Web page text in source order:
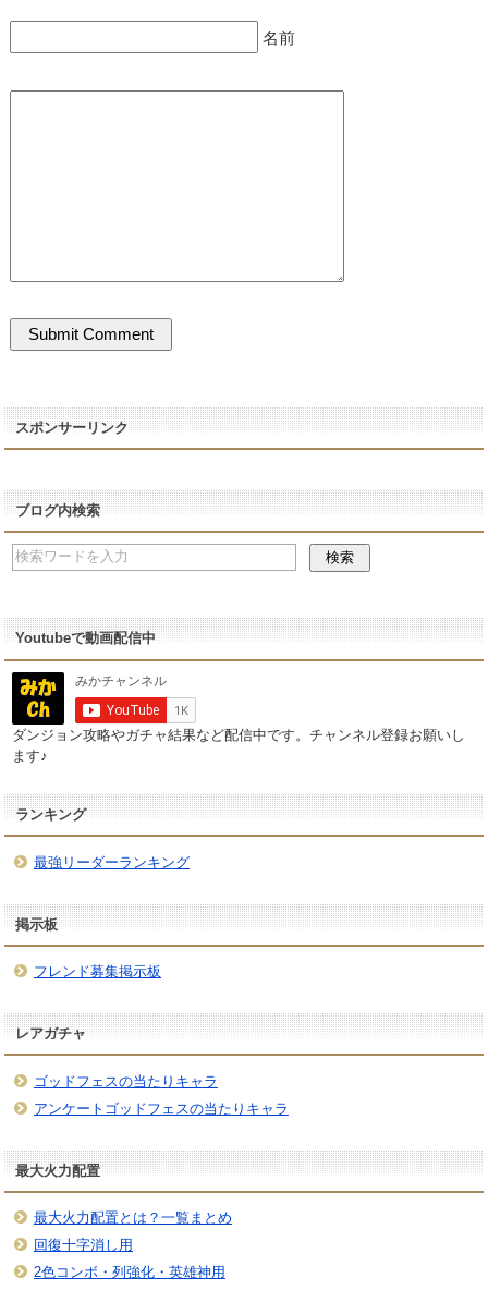
名前
スポンサーリンク
ブログ内検索
Youtubeで動画配信中
ダンジョン攻略やガチャ結果など配信中です。チャンネル登録お願いし
ます♪
ランキング
最強リーダーランキング
掲示板
フレンド募集掲示板
レアガチャ
ゴッドフェスの当たりキャラ
アンケートゴッドフェスの当たりキャラ
最大火力配置
最大火力配置とは？一覧まとめ
回復十字消し用
2色コンボ・列強化・英雄神用